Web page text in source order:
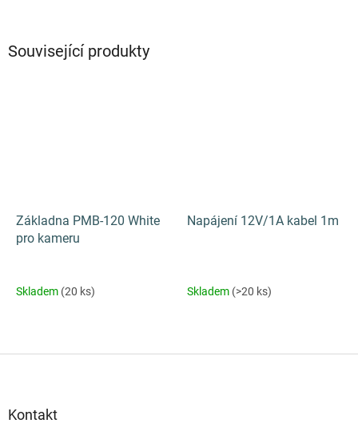
Související produkty
Základna PMB-120 White
pro kameru
Skladem (20 ks)
Napájení 12V/1A kabel 1m
Skladem (>20 ks)
Kontakt